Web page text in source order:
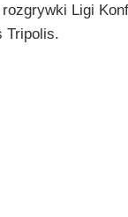
Ligi
Tripolis.